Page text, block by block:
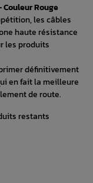
Couleur Rouge
les câbles
haute résistance
les produits
définitivement
en fait la meilleure
de route.
restants